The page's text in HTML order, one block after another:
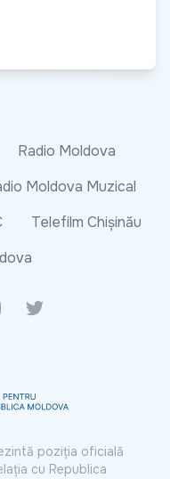
Radio Moldova
Moldova Muzical
Telefilm Chișinău
Twitter
poziția oficială
cu Republica